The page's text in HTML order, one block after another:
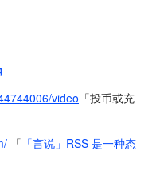
video 「投币或充
「 「言说」RSS 是一种态